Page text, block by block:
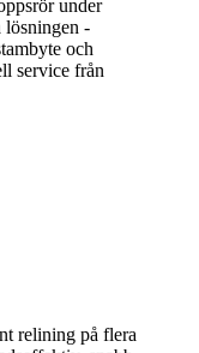
under
lösningen -
och
service från
relining på flera